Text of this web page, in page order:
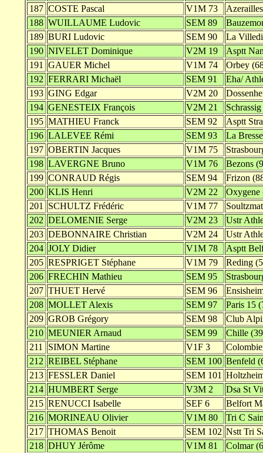
187 COSTE Pascal V1M 73
188 WUILLAUME Ludovic SEM 89
189 BURI Ludovic SEM 90
La
190 NIVELET Dominique V2M 19
Asptt
191
GAUER Michel V1M 74
Orbey
192 FERRARI Michaël SEM 91
Eha/
193 GING Edgar V2M 20
194 GENESTEIX François V2M 21
195 MATHIEU Franck SEM 92
Asptt
196 LALEVEE Rémi SEM 93
La
197 OBERTIN Jacques V1M 75
198 LAVERGNE Bruno V1M 76
Bezons
199 CONRAUD Régis SEM 94
Frizon
200 KLIS Henri V2M 22
Oxygene
201
SCHULTZ Frédéric V1M 77
202 DELOMENIE Serge V2M 23
Ustr
203 DEBONNAIRE Christian V2M 24
Ustr
204 JOLY Didier V1M 78
Asptt
205 RESPRIGET Stéphane V1M 79
Reding
206 FRECHIN Mathieu SEM 95
207 THUET Hervé SEM 96
208 MOLLET Alexis SEM 97
Paris 15
209 GROB Grégory SEM 98
Club
210 MEUNIER Arnaud SEM 99
Chille
211
SIMON Martine V1F 3
212 REIBEL Stéphane SEM 100 Benfeld
213 FESSLER Daniel SEM 101
214 HUMBERT Serge V3M 2
Dsa St
215 RENUCCI Isabelle SEF 6
Belfort
216 MORINEAU Olivier V1M 80
Tri C
217 THOMAS Benoit SEM 102 Nstt Tri
218 DHUY Jérôme V1M 81
Colmar